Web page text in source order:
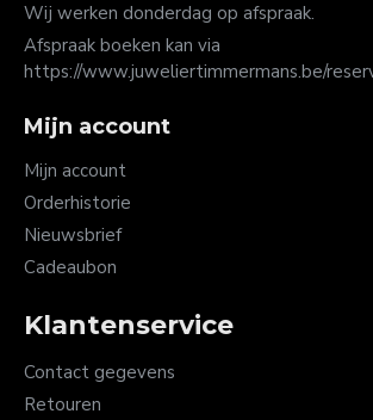
Wij werken donderdag op afspraak.
Afspraak boeken kan via
https://www.juweliertimmermans.be/
Mijn account
Mijn account
Orderhistorie
Nieuwsbrief
Cadeaubon
Klantenservice
Contact gegevens
Retouren